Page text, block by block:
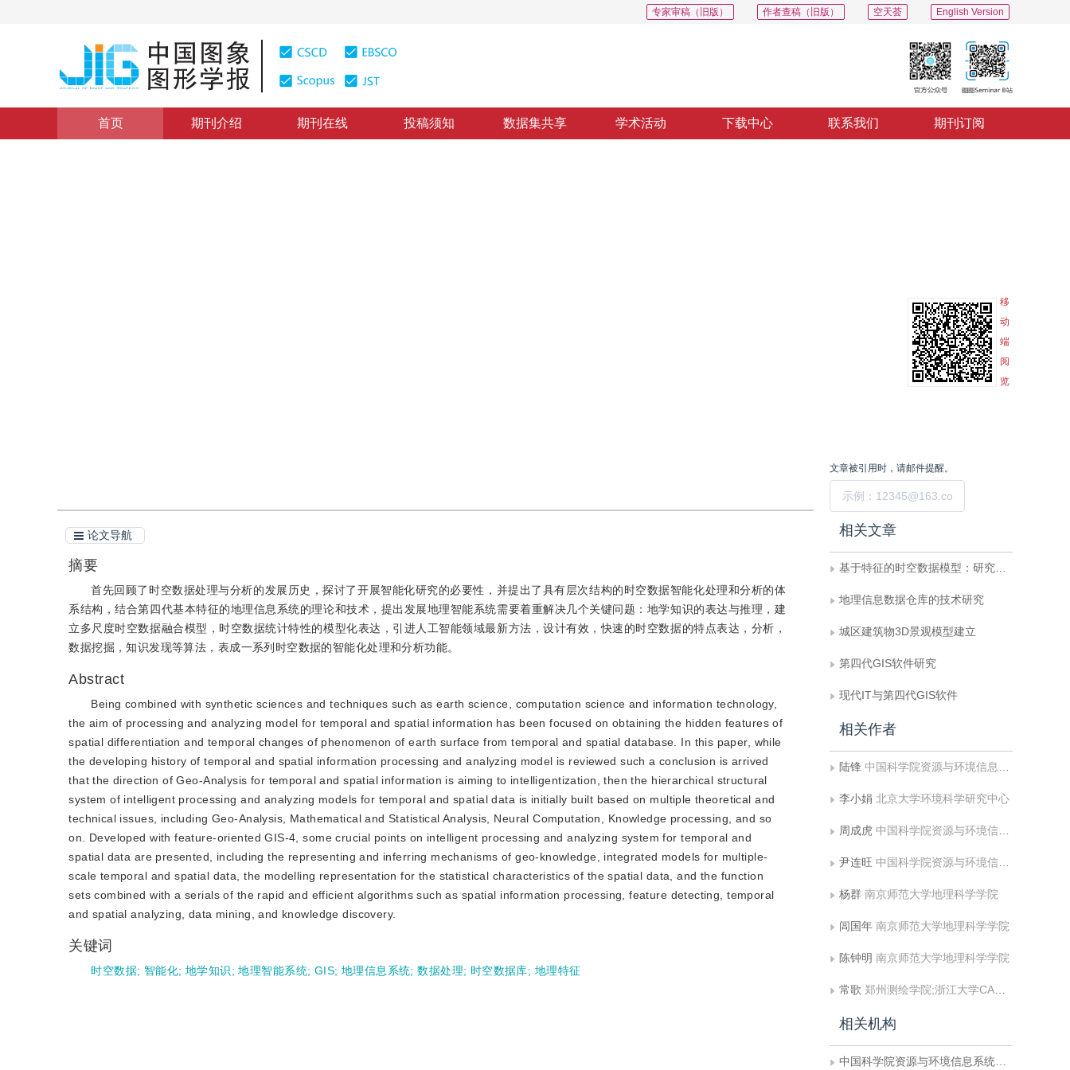
English Version
空天荟
作者查稿（旧版）
专家审稿（旧版）
首页 期刊介绍 期刊在线 投稿须知 数据集共享 学术活动 下载中心 联系我们 期刊订阅
移
动
端
阅
览
论文导航
摘要
首先回顾了时空数据处理与分析的发展历史，探讨了开展智能化研究的必要性，并提出了具有层次结构的时空数据智能化处理和分析的体
系结构，结合第四代基本特征的地理信息系统的理论和技术，提出发展地理智能系统需要着重解决几个关键问题：地学知识的表达与推理，建
立多尺度时空数据融合模型，时空数据统计特性的模型化表达，引进人工智能领域最新方法，设计有效，快速的时空数据的特点表达，分析，
数据挖掘，知识发现等算法，表成一系列时空数据的智能化处理和分析功能。
Abstract
Being combined with synthetic sciences and techniques such as earth science, computation science and information technology,
the aim of processing and analyzing model for temporal and spatial information has been focused on obtaining the hidden features of
spatial differentiation and temporal changes of phenomenon of earth surface from temporal and spatial database. In this paper, while
the developing history of temporal and spatial information processing and analyzing model is reviewed such a conclusion is arrived
that the direction of Geo-Analysis for temporal and spatial information is aiming to intelligentization, then the hierarchical structural
system of intelligent processing and analyzing models for temporal and spatial data is initially built based on multiple theoretical and
technical issues, including Geo-Analysis, Mathematical and Statistical Analysis, Neural Computation, Knowledge processing, and so
on. Developed with feature-oriented GIS-4, some crucial points on intelligent processing and analyzing system for temporal and
spatial data are presented, including the representing and inferring mechanisms of geo-knowledge, integrated models for multiple-
scale temporal and spatial data, the modelling representation for the statistical characteristics of the spatial data, and the function
sets combined with a serials of the rapid and efficient algorithms such as spatial information processing, feature detecting, temporal
and spatial analyzing, data mining, and knowledge discovery.
关键词
时空数据; 智能化; 地学知识;地理智能系统; GIS; 地理信息系统;数据处理; 时空数据库; 地理特征
文章被引用时，请邮件提醒。
相关文章
基于特征的时空数据模型：研究进展与问题探讨
地理信息数据仓库的技术研究
城区建筑物3D景观模型建立
第四代GIS软件研究
现代IT与第四代GIS软件
相关作者
陆锋 中国科学院资源与环境信息系统国家重点实验室
李小娟 北京大学环境科学研究中心
周成虎 中国科学院资源与环境信息系统国家重点实验室
尹连旺 中国科学院资源与环境信息系统国家重点实验室
杨群 南京师范大学地理科学学院
闾国年 南京师范大学地理科学学院
陈钟明 南京师范大学地理科学学院
常歌 郑州测绘学院;浙江大学CAD＆CG国家实验室，杭州 310017 [2]郑州测绘学院，郑州450052;浙江大学CAD＆
相关机构
中国科学院资源与环境信息系统国家重点实验室